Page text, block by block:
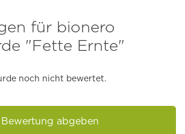
für bionero
"Fette Ernte"
noch nicht bewertet.
Bewertung abgeben